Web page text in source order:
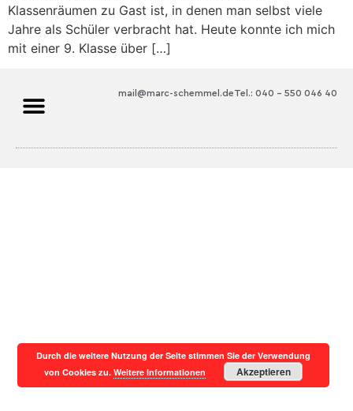
Klassenräumen zu Gast ist, in denen man selbst viele
Jahre als Schüler verbracht hat. Heute konnte ich mich
mit einer 9. Klasse über […]
Tel.: 040 – 550 046 40
mail@marc-schemmel.de
Durch die weitere Nutzung der Seite stimmen Sie der Verwendung
von Cookies zu.Weitere Informationen Akzeptieren